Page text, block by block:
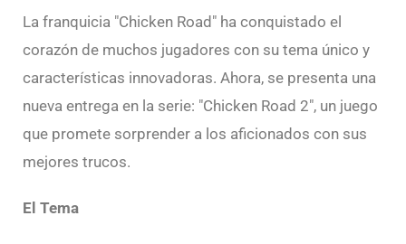
La franquicia "Chicken Road" ha conquistado el
corazón de muchos jugadores con su tema único y
características innovadoras. Ahora, se presenta una
nueva entrega en la serie: "Chicken Road 2", un juego
que promete sorprender a los aficionados con sus
mejores trucos.
El Tema